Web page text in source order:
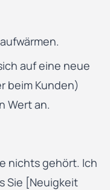
auf eine neue
beim Kunden)
Wert an.
nichts gehört. Ich
Sie [Neuigkeit